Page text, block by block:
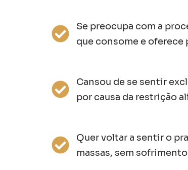
Se preocupa com a
que consome e oferece
Cansou de se sentir
por causa da restrição
Quer voltar a sentir o
massas, sem